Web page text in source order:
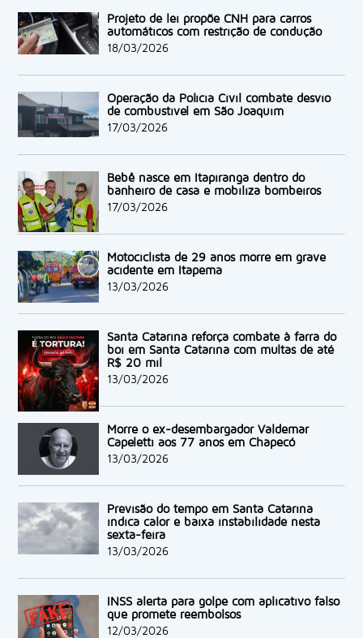
Projeto de lei propõe CNH para carros
automáticos com restrição de condução
18/03/2026
Operação da Polícia Civil combate desvio
de combustível em São Joaquim
17/03/2026
Bebê nasce em Itapiranga dentro do
banheiro de casa e mobiliza bombeiros
17/03/2026
Motociclista de 29 anos morre em grave
acidente em Itapema
13/03/2026
Santa Catarina reforça combate à farra do
boi em Santa Catarina com multas de até
R$ 20 mil
13/03/2026
Morre o ex-desembargador Valdemar
Capeletti aos 77 anos em Chapecó
13/03/2026
Previsão do tempo em Santa Catarina
indica calor e baixa instabilidade nesta
sexta-feira
13/03/2026
INSS alerta para golpe com aplicativo falso
que promete reembolsos
12/03/2026